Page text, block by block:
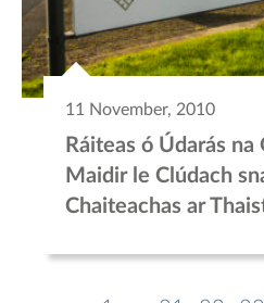
11 November, 2010
Ráiteas ó Údarás na
Maidir le Clúdach
Chaiteachas ar